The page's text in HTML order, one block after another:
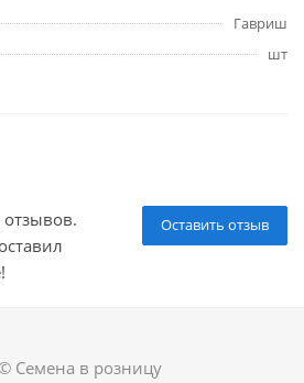
Гавриш
шт
Оставить отзыв
отзывов.
Семена в розницу